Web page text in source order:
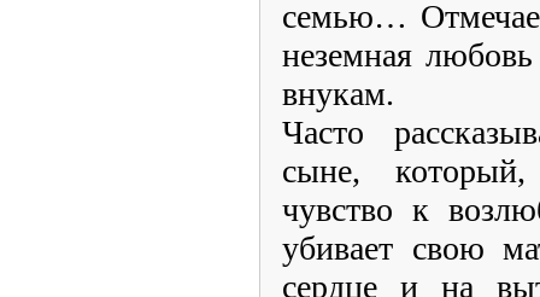
семью…
неземная
внукам.
Часто
сыне,
чувство к
убивает свою
сердце и на